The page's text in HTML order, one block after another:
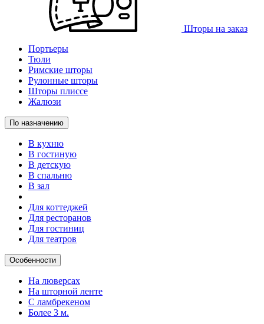
Шторы на заказ
Портьеры
Тюли
Римские шторы
Рулонные шторы
Шторы плиссе
Жалюзи
По назначению
В кухню
В гостиную
В детскую
В спальню
В зал
Для коттеджей
Для ресторанов
Для гостиниц
Для театров
Особенности
На люверсах
На шторной ленте
С ламбрекеном
Более 3 м.